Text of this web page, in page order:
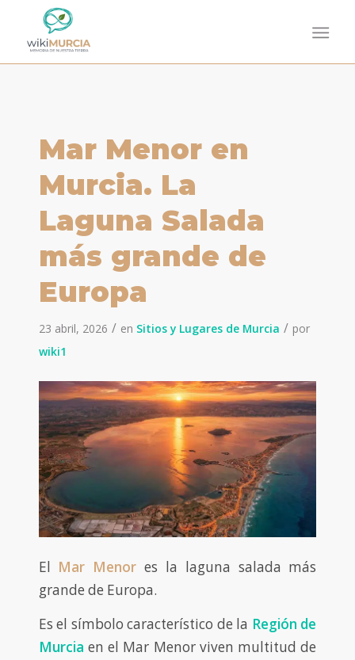
Mar Menor en
Murcia. La
Laguna Salada
más grande de
Europa
23 abril, 2026 / en Sitios y Lugares de Murcia / por
wiki1
El Mar Menor es la laguna salada más
grande de Europa.
Es el símbolo característico de la Región de
Murcia en el Mar Menor viven multitud de